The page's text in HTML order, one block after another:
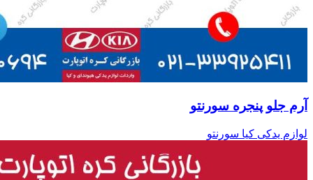
آرم جلو پنجره سورنتو
لوازم یدکی کیا سورنتو